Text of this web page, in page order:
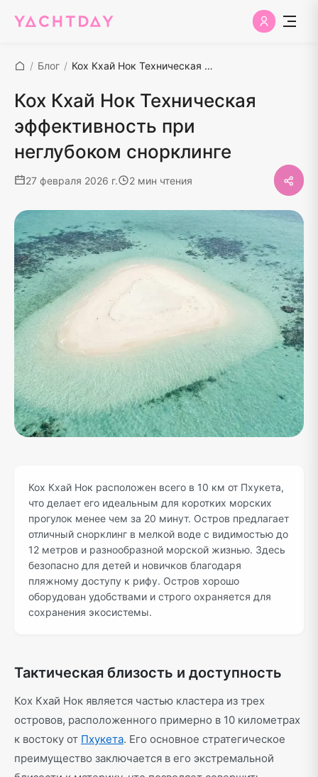
/ Блог / Кох Кхай Нок Техническая эффективность при неглубоком снорклинге
Кох Кхай Нок Техническая
эффективность при
неглубоком снорклинге
27 февраля 2026 г. 2 мин чтения
Кох Кхай Нок расположен всего в 10 км от Пхукета,
что делает его идеальным для коротких морских
прогулок менее чем за 20 минут. Остров предлагает
отличный снорклинг в мелкой воде с видимостью до
12 метров и разнообразной морской жизнью. Здесь
безопасно для детей и новичков благодаря
пляжному доступу к рифу. Остров хорошо
оборудован удобствами и строго охраняется для
сохранения экосистемы.
Тактическая близость и доступность
Кох Кхай Нок является частью кластера из трех
островов, расположенного примерно в 10 километрах
к востоку от Пхукета. Его основное стратегическое
преимущество заключается в его экстремальной